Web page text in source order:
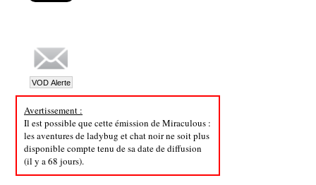
Avertissement :
Il est possible que cette émission de Miraculous :
les aventures de ladybug et chat noir ne soit plus
disponible compte tenu de sa date de diffusion
(il y a 68 jours).